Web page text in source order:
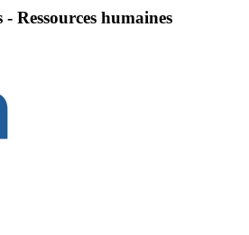
Ressources humaines